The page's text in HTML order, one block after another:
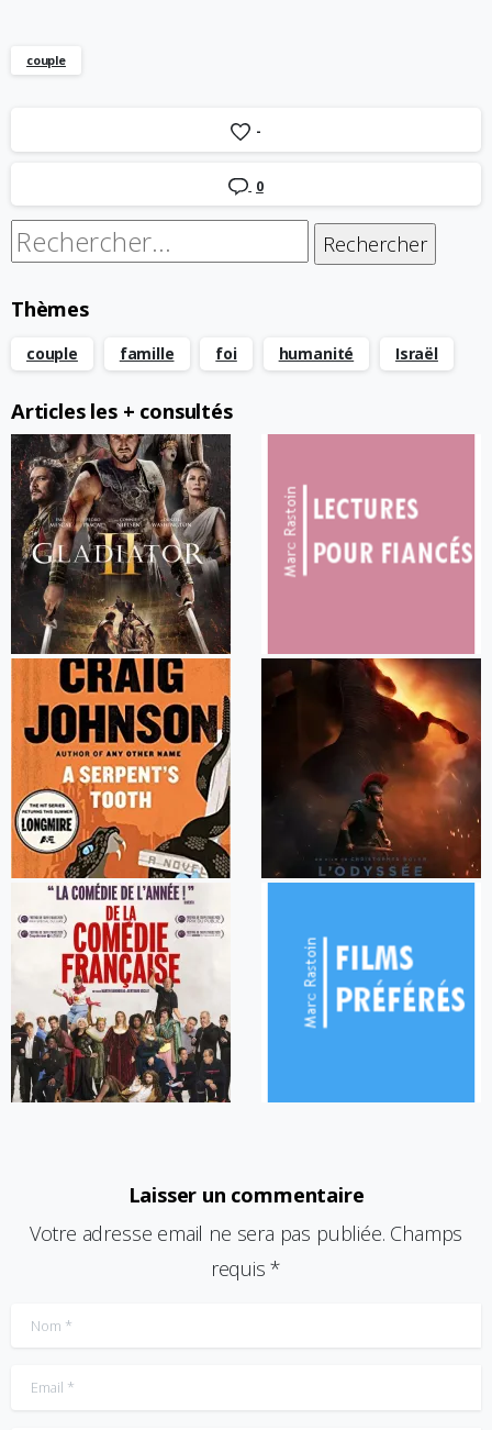
couple
-
0
Rechercher :
Thèmes
couple famille foi humanité Israël
Articles les + consultés
Laisser un commentaire
Votre adresse email ne sera pas publiée. Champs
requis *
Nom*
Email*